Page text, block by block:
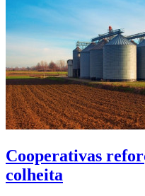
Cooperativas
colheita